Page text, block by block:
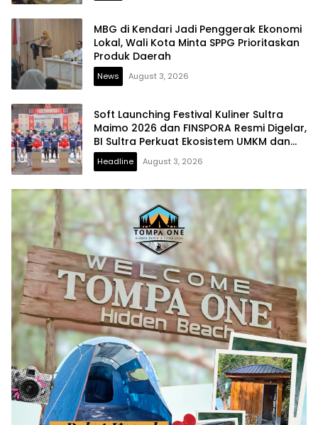
MBG di Kendari Jadi Penggerak Ekonomi
Lokal, Wali Kota Minta SPPG Prioritaskan
Produk Daerah
News August 3, 2026
Soft Launching Festival Kuliner Sultra
Maimo 2026 dan FINSPORA Resmi Digelar,
BI Sultra Perkuat Ekosistem UMKM dan
Digitalisasi Ekonomi
Headline August 3, 2026